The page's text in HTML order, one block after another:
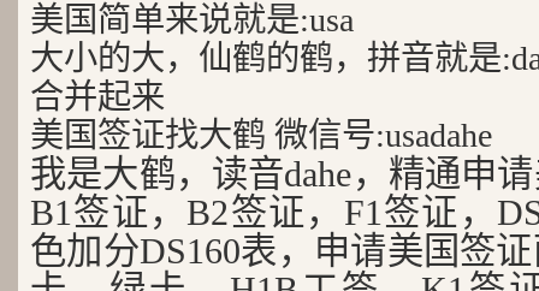
美国简单来说就是:usa
大小的大，仙鹤的鹤，拼音就是
合并起来
美国签证找大鹤 微信号:usadahe
我是大鹤，读音dahe，精通申
B1签证，B2签证，F1签证，
色加分DS160表，申请美国签